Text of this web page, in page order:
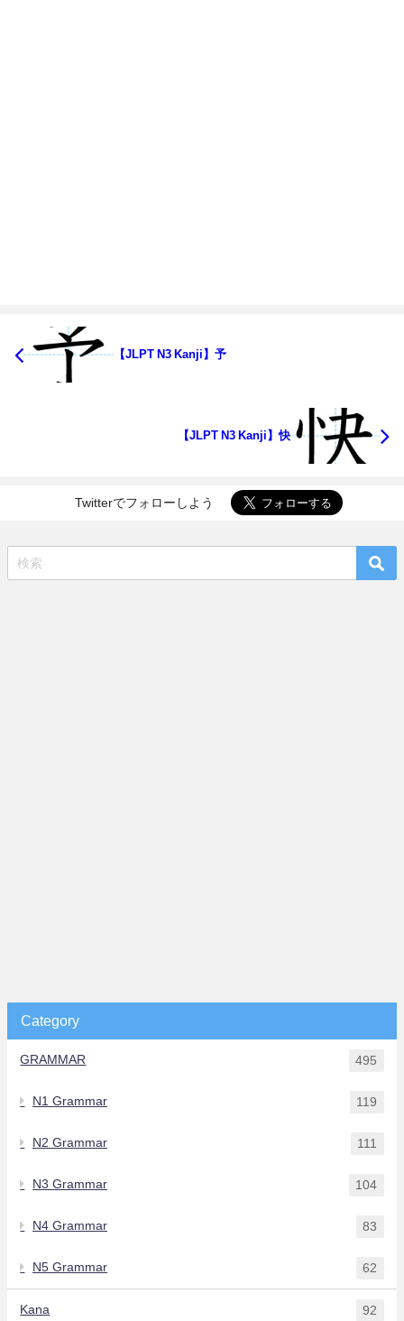
【JLPT N3 Kanji】予
【JLPT N3 Kanji】快
Twitterでフォローしよう
Category
GRAMMAR 495
N1 Grammar 119
N2 Grammar 111
N3 Grammar 104
N4 Grammar 83
N5 Grammar 62
Kana 92